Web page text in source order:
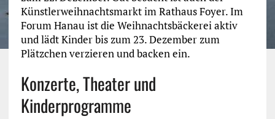
Künstlerweihnachtsmarkt im Rathaus Foyer. Im
Forum Hanau ist die Weihnachtsbäckerei aktiv
und lädt Kinder bis zum 23. Dezember zum
Plätzchen verzieren und backen ein.
Konzerte, Theater und
Kinderprogramme